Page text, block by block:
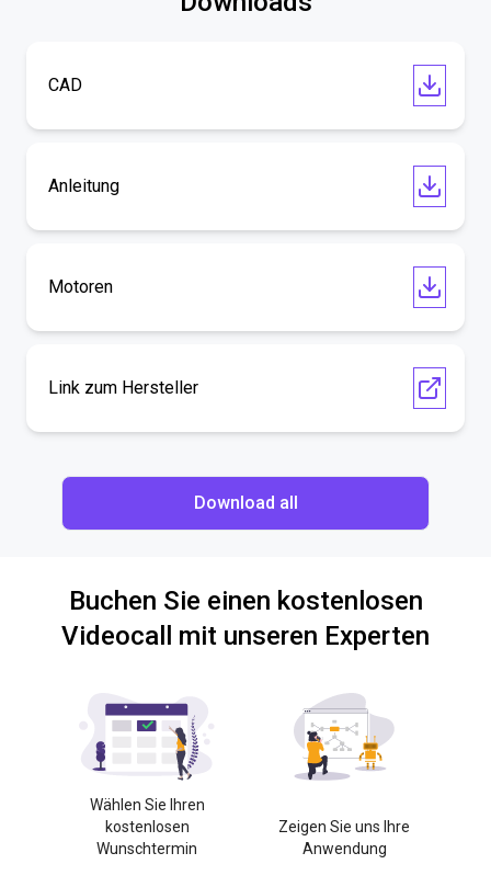
CAD
Anleitung
Motoren
Link zum Hersteller
Download all
Buchen Sie einen kostenlosen
Videocall mit unseren Experten
Wählen Sie Ihren
kostenlosen
Wunschtermin
Zeigen Sie uns Ihre
Anwendung